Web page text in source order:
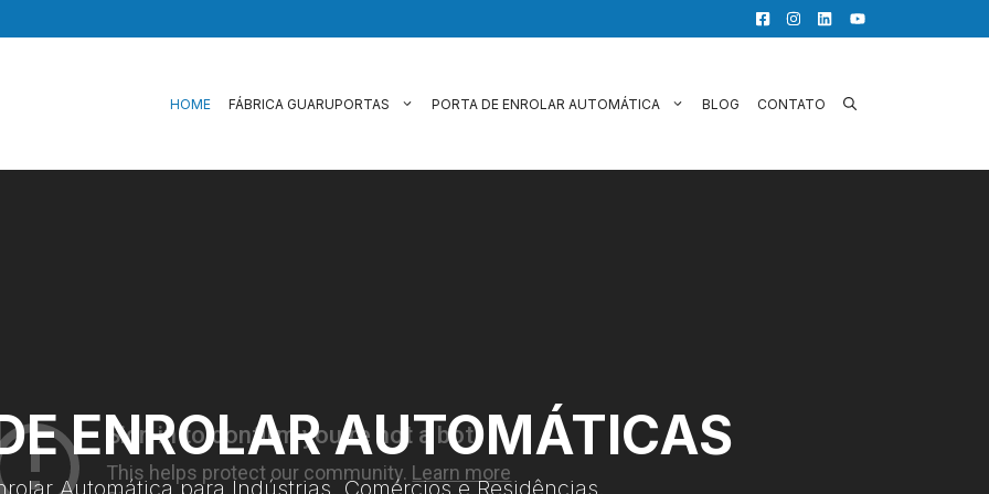
HOME FÁBRICA GUARUPORTAS PORTA DE ENROLAR AUTOMÁTICA BLOG CONTATO
ENROLAR AUTOMÁTICAS
Automática para Indústrias, Comércios e Residências.